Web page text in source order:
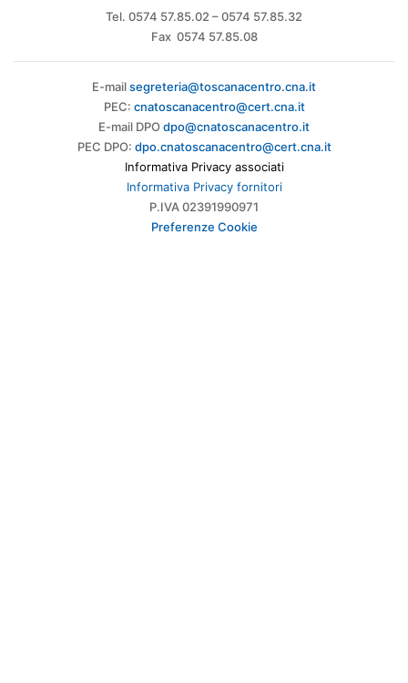
Tel. 0574 57.85.02 – 0574 57.85.32
Fax 0574 57.85.08
E-mailsegreteria@toscanacentro.cna.it
PEC: cnatoscanacentro@cert.cna.it
E-mail DPOdpo@cnatoscanacentro.it
PEC DPO: dpo.cnatoscanacentro@cert.cna.it
Informativa Privacy associati
Informativa Privacy fornitori
P.IVA 02391990971
Preferenze Cookie